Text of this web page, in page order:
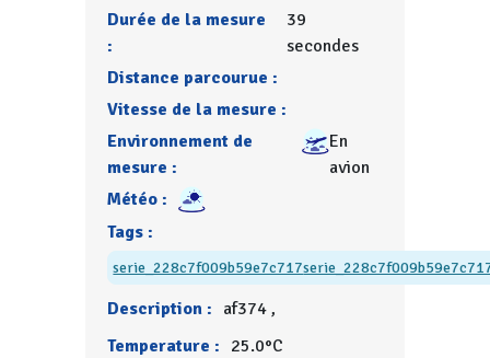
Durée de la mesure
:
39
secondes
Distance parcourue :
Vitesse de la mesure :
Environnement de
mesure :
En
avion
Météo :
Tags :
serie_228c7f009b59e7c717
Description : af374 ,
Temperature : 25.0°C